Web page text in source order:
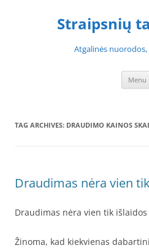
Straipsnių
Atgalinės
Menu
TAG ARCHIVES: DRAUDIMO KAINOS
Draudimas nėra vien
Draudimas nėra vien tik išlaidos
Žinoma, kad kiekvienas